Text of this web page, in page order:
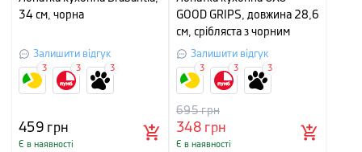
34 см, чорна
Залишити відгук
459грн
Є в наявності
3 3 3
GOOD GRIPS, довжина 28,6
см, срібляста з чорним
Залишити відгук
348грн
695грн
Є в наявності
3 3 3